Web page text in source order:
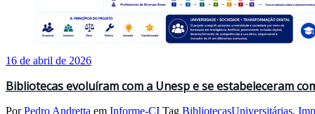
16 de abril de 2026
Bibliotecas evoluíram com a Unesp e se estabeleceram
PorPedro Andretta em Informe-CI Tag BibliotecasUniversitárias,